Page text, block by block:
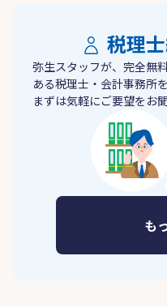
税理
弥生スタッフが、完全無
ある税理士・会計事務所
まずは気軽にご要望をお
も